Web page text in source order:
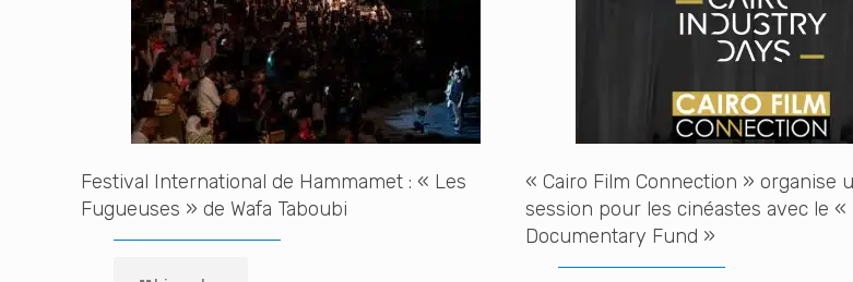
Festival International de Hammamet : « Les
Fugueuses » de Wafa Taboubi
« Cairo Film Connection » organise
session pour les cinéastes avec le «
Documentary Fund »